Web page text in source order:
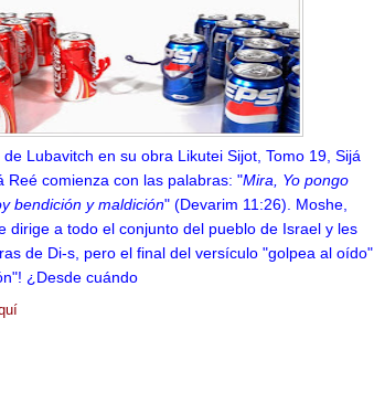
Lubavitch en su obra Likutei Sijot, Tomo 19, Sijá
Reé comienza con las palabras: "Mira, Yo pongo
bendición y maldición" (Devarim 11:26). Moshe,
dirige a todo el conjunto del pueblo de Israel y les
de Di-s, pero el final del versículo "golpea al oído"
¿Desde cuándo